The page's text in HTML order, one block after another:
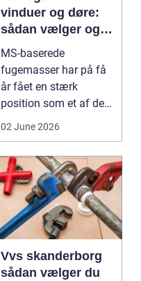
vinduer og døre:
sådan vælger og
bruger du dem
rigtigt
MS-baserede
fugemasser har på få
år fået en stærk
position som et af de
mest alsidige valg til
02 June 2026
Vvs skanderborg
sådan vælger du